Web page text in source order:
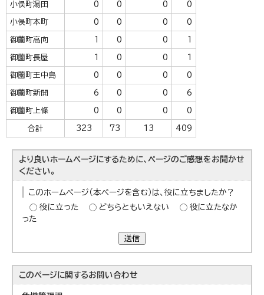
小俣町湯田 0 0 0 0
小俣町本町 0 0 0 0
御薗町高向 0 0
御薗町長屋 0 0
御薗町王中島 0 0 0 0
御薗町新開 6 0 0 6
御薗町上條 0 0 0 0
合計 323 73 13 409
より良いホームページにするために、ページのご感想をお聞かせ
ください。
このホームページ（本ページを含む）は、役に立ちましたか？
役に立った
どちらともいえない
役に立たなか
った
送信
このページに関するお問い合わせ